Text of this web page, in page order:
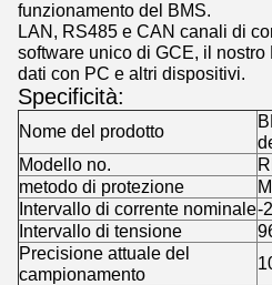
funzionamento del BMS.
LAN, RS485 e CAN canali di
software unico di GCE, il
dati con PC e altri dispositivi.
Specificità:
Nome del prodotto
Modello no.
metodo di protezione
Intervallo di corrente nominale-
Intervallo di tensione
Precisione attuale del
campionamento